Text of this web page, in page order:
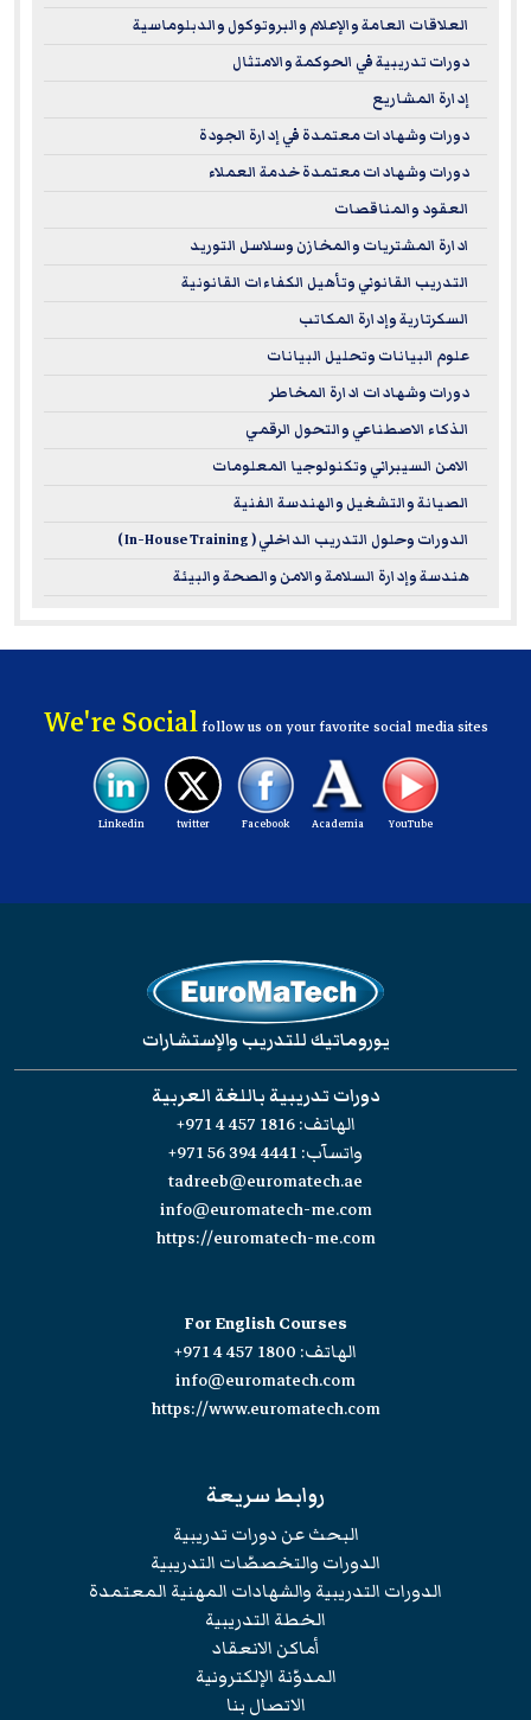
Occupational Safety and Health (NEBOSH), the globally
recognized independent awarding body established in 1979.
NEBOSH is renowned worldwide for its credibility and
authority in occupational safety and health, and its
qualifications are considered a benchmark for
across all sectors.
EuroMaTech’s NEBOSH-accredited programs cover a wide
range of essential topics, focusing on globally recognized
frameworks as well as occupational risk management
standards. These programs are delivered by highly
qualified experts with advanced academic credentials and
memberships in leading international HSE organizations,
ensuring participants receive world-class training that
reflects global best practices.
For more information about the National Examination
العلاقات العامة والإعلام والبروتوكول والدبلوماسية
دورات تدريبية في الحوكمة والامتثال
إدارة المشاريع
دورات وشهادات معتمدة في إدارة الجودة
دورات وشهادات معتمدة خدمة العملاء
العقود والمناقصات
ادارة المشتريات والمخازن وسلاسل التوريد
التدريب القانوني وتأهيل الكفاءات القانونية
السكرتارية وإدارة المكاتب
علوم البيانات وتحليل البيانات
دورات وشهادات ادارة المخاطر
الذكاء الاصطناعي والتحول الرقمي
الامن السيبراني وتكنولوجيا المعلومات
الصيانة والتشغيل والهندسة الفنية
الدورات وحلول التدريب الداخلي ( In-House Training )
هندسة وإدارة السلامة والامن والصحة والبيئة
We're Socialfollow us on your favorite social media sites
YouTube
Academia
Facebook
twitter
Linkedin
يوروماتيك للتدريب والإستشارات
دورات تدريبية باللغة العربية
الهاتف:+971 4 457 1816
واتسآب:+971 56 394 4441
tadreeb@euromatech.ae
info@euromatech-me.com
https://euromatech-me.com
For English Courses
الهاتف: +971 4 457 1800
info@euromatech.com
https://www.euromatech.com
روابط سريعة
البحث عن دورات تدريبية
الدورات والتخصصّات التدريبية
الدورات التدريبية والشهادات المهنية المعتمدة
الخطة التدريبية
أماكن الانعقاد
المدوّنة الإلكترونية
الاتصال بنا